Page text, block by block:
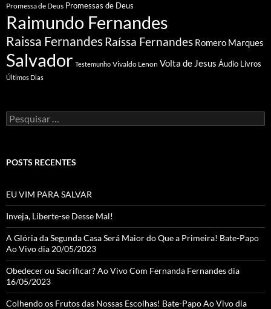
Promessa de Deus Promessas de Deus
Raimundo Fernandes
Raissa FernandesRaíssa Fernandes Romero Marques
Salvador Testemunho Vivaldo Lenon Volta de Jesus Áudio Livros
Últimos Dias
Pesquisar
por:
POSTS RECENTES
EU VIM PARA SALVAR
Inveja, Liberte-se Desse Mal!
A Glória da Segunda Casa Será Maior do Que a Primeira! Bate-Papo
Ao Vivo dia 20/05/2023
Obedecer ou Sacrificar? Ao Vivo Com Fernanda Fernandes dia
16/05/2023
Colhendo os Frutos das Nossas Escolhas! Bate-Papo Ao Vivo dia